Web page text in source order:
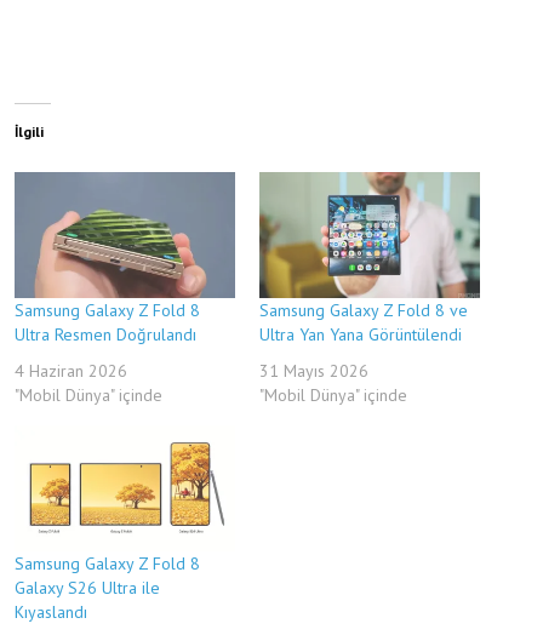
İlgili
Samsung Galaxy Z Fold 8
Ultra Resmen Doğrulandı
4 Haziran 2026
"Mobil Dünya" içinde
Samsung Galaxy Z Fold 8 ve
Ultra Yan Yana Görüntülendi
31 Mayıs 2026
"Mobil Dünya" içinde
Samsung Galaxy Z Fold 8
Galaxy S26 Ultra ile
Kıyaslandı